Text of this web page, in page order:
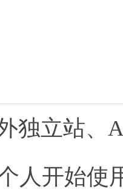
独立站、
人开始使